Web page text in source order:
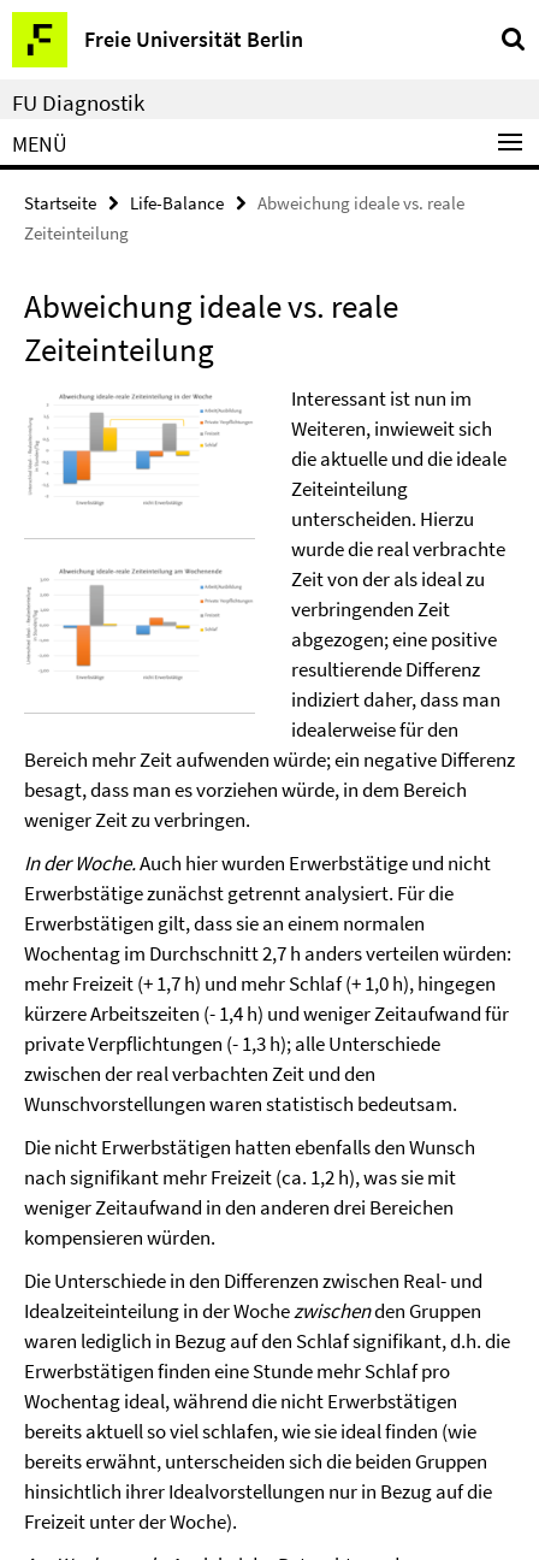
Springe
direkt
zu
Inhalt
Freie Universität Berlin
Service-
Navigation
FU Diagnostik
MENÜ
Startseite Life-Balance
Abweichung ideale vs. reale
Zeiteinteilung
Abweichung ideale vs. reale
Zeiteinteilung
Interessant ist nun im
Weiteren, inwieweit sich
die aktuelle und die ideale
Zeiteinteilung
unterscheiden. Hierzu
wurde die real verbrachte
Zeit von der als ideal zu
verbringenden Zeit
abgezogen; eine positive
resultierende Differenz
indiziert daher, dass man
idealerweise für den
Bereich mehr Zeit aufwenden würde; ein negative Differenz
besagt, dass man es vorziehen würde, in dem Bereich
weniger Zeit zu verbringen.
In der Woche.Auch hier wurden Erwerbstätige und nicht
Erwerbstätige zunächst getrennt analysiert. Für die
Erwerbstätigen gilt, dass sie an einem normalen
Wochentag im Durchschnitt 2,7 h anders verteilen würden:
mehr Freizeit (+ 1,7 h) und mehr Schlaf (+ 1,0 h), hingegen
kürzere Arbeitszeiten (- 1,4 h) und weniger Zeitaufwand für
private Verpflichtungen (- 1,3 h); alle Unterschiede
zwischen der real verbachten Zeit und den
Wunschvorstellungen waren statistisch bedeutsam.
Die nicht Erwerbstätigen hatten ebenfalls den Wunsch
nach signifikant mehr Freizeit (ca. 1,2 h), was sie mit
weniger Zeitaufwand in den anderen drei Bereichen
kompensieren würden.
Die Unterschiede in den Differenzen zwischen Real- und
Idealzeiteinteilung in der Wochezwischenden Gruppen
waren lediglich in Bezug auf den Schlaf signifikant, d.h. die
Erwerbstätigen finden eine Stunde mehr Schlaf pro
Wochentag ideal, während die nicht Erwerbstätigen
bereits aktuell so viel schlafen, wie sie ideal finden (wie
bereits erwähnt, unterscheiden sich die beiden Gruppen
hinsichtlich ihrer Idealvorstellungen nur in Bezug auf die
Freizeit unter der Woche).